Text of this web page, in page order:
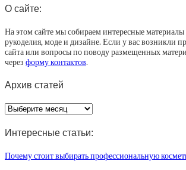
О сайте:
На этом сайте мы собираем интересные материалы
рукоделия, моде и дизайне. Если у вас возникли
сайта или вопросы по поводу размещенных
через форму контактов.
Архив статей
Архив
статей
Интересные статьи:
Почему стоит выбирать профессиональную